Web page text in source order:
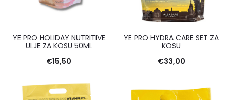
YE PRO HOLIDAY NUTRITIVE
ULJE ZA KOSU 50ML
€15,50
YE PRO HYDRA CARE SET ZA
KOSU
€33,00